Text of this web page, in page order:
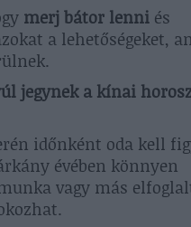
merj bátor lenni és
a lehetőségeket,
jegynek a kínai
időnként oda kell
évében könnyen
vagy más